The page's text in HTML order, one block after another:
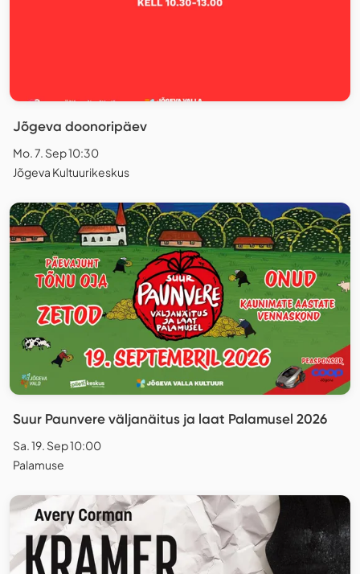
Jõgeva doonoripäev
Mo. 7. Sep 10:30
Jõgeva Kultuurikeskus
Suur Paunvere väljanäitus ja laat Palamusel 2026
Sa. 19. Sep 10:00
Palamuse